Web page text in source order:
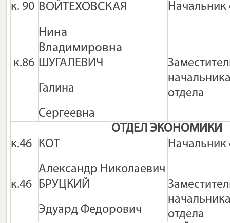
к. 90 ВОЙТЕХОВСКАЯ
Нина
Владимировна
Начальник
к.86 ШУГАЛЕВИЧ
Галина
Сергеевна
отдела
ОТДЕЛ ЭКОНОМИКИ
к.46 КОТ
Александр Николаевич
Начальник
к.46 БРУЦКИЙ
Эдуард Федорович
отдела